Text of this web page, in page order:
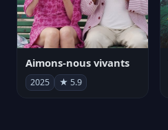
Aimons-nous vivants
2025 ★ 5.9